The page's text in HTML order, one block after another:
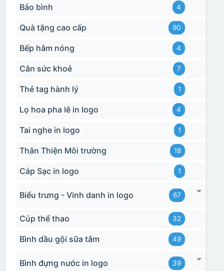
Bảo bình 4
Quà tặng cao cấp 90
Bếp hâm nóng 4
Cân sức khoẻ 7
Thẻ tag hành lý 1
Lọ hoa pha lê in logo 4
Tai nghe in logo 1
Thân Thiện Môi trường 18
Cáp Sạc in logo 1
Biểu trưng - Vinh danh in logo 67
Cúp thể thao 32
Bình dầu gội sữa tắm 49
Bình đựng nước in logo 39